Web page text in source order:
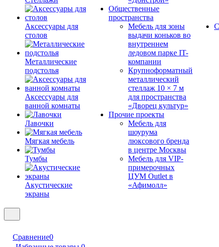
Аксессуары для
столов
Металлические
подстолья
Аксессуары для
ванной комнаты
Лавочки
Мягкая мебель
Тумбы
Акустические
экраны
Общественные
пространства
Мебель для зоны
выдачи коньков во
внутреннем
ледовом парке IT-
компании
Крупноформатный
металлический
стеллаж 10 × 7 м
для пространства
«Дворец культур»
Прочие проекты
Мебель для
шоурума
люксового бренда
в центре Москвы
Мебель для VIP-
примерочных
ЦУМ Outlet в
«Афимолл»
Сравнение0